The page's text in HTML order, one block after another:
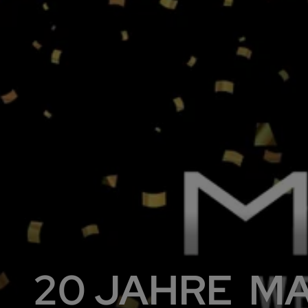
20 JAHRE